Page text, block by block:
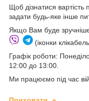
Щоб дізнатися
задати будь-яке інше
Якщо Вам буде
(іконки
Графік роботи:
12:00 до 13:00.
Ми працюємо під час